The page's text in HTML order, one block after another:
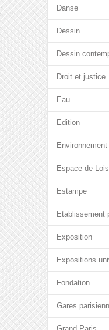
Danse
Dessin
Dessin
Droit et justice
Eau
Edition
Environnement
Espace de
Estampe
Etablissement
Exposition
Expositions
Fondation
Gares